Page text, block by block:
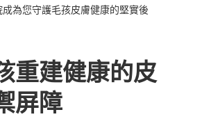
為您守護毛孩皮膚健康的堅實後
重建健康的皮
屏障